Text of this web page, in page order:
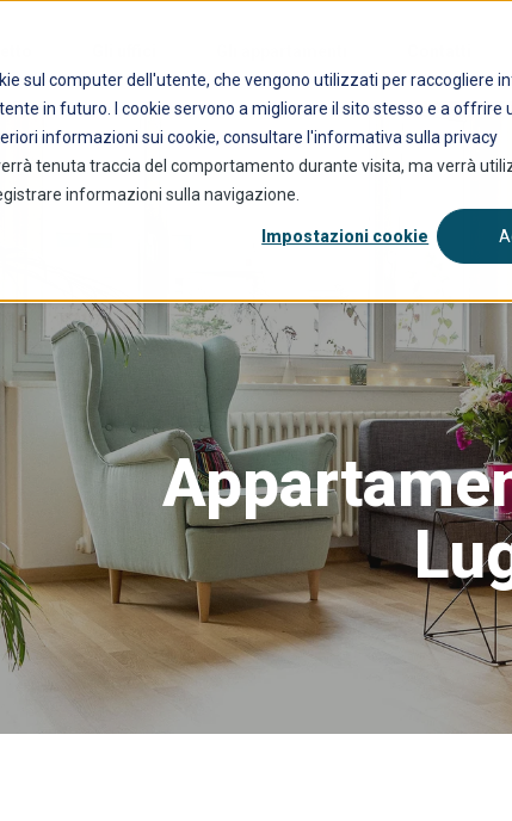
sul computer dell'utente, che vengono utilizzati per raccogliere
in futuro. I cookie servono a migliorare il sito stesso e a offrire
informazioni sui cookie, consultare l'informativa sulla privacy
tenuta traccia del comportamento durante visita, ma verrà
informazioni sulla navigazione.
Impostazioni cookie